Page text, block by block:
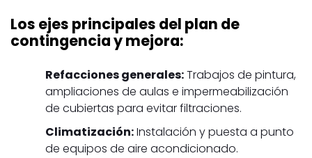
Los ejes principales del plan de
contingencia y mejora:
Refacciones generales:Trabajos de pintura,
ampliaciones de aulas e impermeabilización
de cubiertas para evitar filtraciones.
Climatización:Instalación y puesta a punto
de equipos de aire acondicionado.